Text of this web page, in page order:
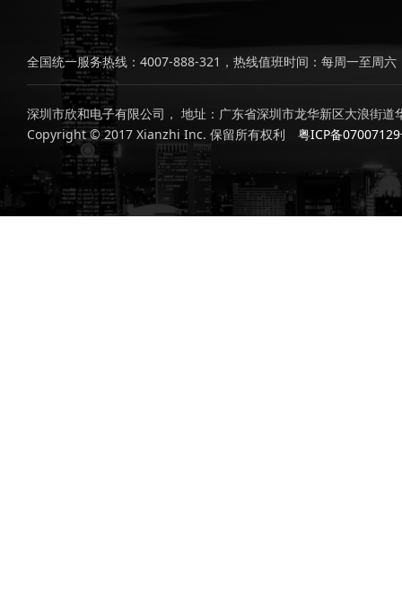
全国统一服务热线：4007-888-321，热线值班时间：每周一至周
深圳市欣和电子有限公司， 地址：广东省深圳市龙华新区大浪街
Copyright © 2017 Xianzhi Inc. 保留所有权利
粤ICP备